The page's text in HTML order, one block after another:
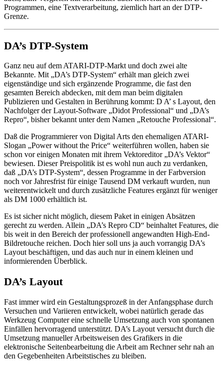
Programmen, eine Textverarbeitung, ziemlich hart an der DTP-
Grenze.
DA’s DTP-System
Ganz neu auf dem ATARI-DTP-Markt und doch zwei alte
Bekannte. Mit „DA’s DTP-System“ erhält man gleich zwei
eigenständige und sich ergänzende Programme, die fast den
gesamten Bereich abdecken, mit dem man beim digitalen
Publizieren und Gestalten in Berührung kommt: D A’ s Layout, den
Nachfolger der Layout-Software „Didot Professional“ und „DA’s
Repro“, bisher bekannt unter dem Namen „Retouche Professional“.
Daß die Programmierer von Digital Arts den ehemaligen ATARI-
Slogan „Power without the Price“ weiterführen wollen, haben sie
schon vor einigen Monaten mit ihrem Vektoreditor „DA’s Vektor“
bewiesen. Dieser Preispolitik ist es wohl nun auch zu verdanken,
daß „DA’s DTP-System“, dessen Programme in der Farbversion
noch vor Jahresfrist für einige Tausend DM verkauft wurden, nun
weiterentwickelt und durch zusätzliche Features ergänzt für weniger
als DM 1000 erhältlich ist.
Es ist sicher nicht möglich, diesem Paket in einigen Absätzen
gerecht zu werden. Allein „DA’s Repro CD“ beinhaltet Features, die
bis weit in den Bereich der professionell angewandten High-End-
Bildretouche reichen. Doch hier soll uns ja auch vorrangig DA’s
Layout beschäftigen, und das auch nur in einem kleinen und
informierenden Überblick.
DA’s Layout
Fast immer wird ein Gestaltungsprozeß in der Anfangsphase durch
Versuchen und Variieren entwickelt, wobei natürlich gerade das
Werkzeug Computer eine schnelle Umsetzung auch von spontanen
Einfällen hervorragend unterstützt. DA’s Layout versucht durch die
Umsetzung manueller Arbeitsweisen des Grafikers in die
elektronische Seitenbearbeitung die Arbeit am Rechner sehr nah an
den Gegebenheiten Arbeitstisches zu bleiben.